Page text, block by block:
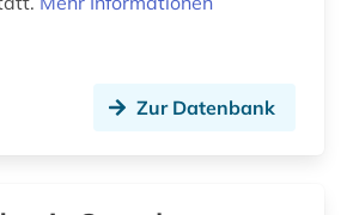
components (1)
computing &amp; processing (1)
datensammlung (2)
Zur Datenbank